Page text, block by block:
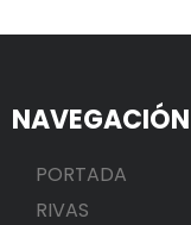
NAVEGACIÓN
PORTADA
RIVAS